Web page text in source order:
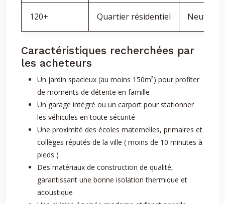
120+ Quartier résidentiel Neuf
Caractéristiques recherchées par
les acheteurs
Un jardin spacieux (au moins 150m²) pour profiter
de moments de détente en famille
Un garage intégré ou un carport pour stationner
les véhicules en toute sécurité
Une proximité des écoles maternelles, primaires et
collèges réputés de la ville ( moins de 10 minutes à
pieds )
Des matériaux de construction de qualité,
garantissant une bonne isolation thermique et
acoustique